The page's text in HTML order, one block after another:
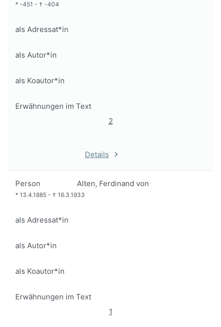
* -451 - † -404
als Adressat*in
als Autor*in
als Koautor*in
Erwähnungen im Text
2
Details
Person Alten, Ferdinand von
* 13.4.1885 - † 16.3.1933
als Adressat*in
als Autor*in
als Koautor*in
Erwähnungen im Text
1